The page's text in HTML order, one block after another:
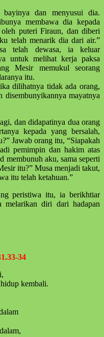
dan menyusui dia.
membawa dia kepada
puteri Firaun, dan diberi
telah menarik dia dari air.”
telah dewasa, ia keluar
untuk melihat kerja paksa
Mesir memukul seorang
itu.
dilihatnya tidak ada orang,
mayatnya
dan didapatinya dua orang
kepada yang bersalah,
Jawab orang itu, “Siapakah
pemimpin dan hakim atas
membunuh aku, sama seperti
itu?” Musa menjadi takut,
itu telah ketahuan.”
peristiwa itu, ia berikhtiar
melarikan diri dari hadapan
34
kembali.